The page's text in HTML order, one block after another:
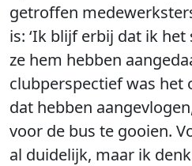
getroffen
is: ‘Ik blijf erbij dat ik
ze hem hebben
clubperspectief was het
dat hebben
voor de bus te gooien.
al duidelijk, maar ik